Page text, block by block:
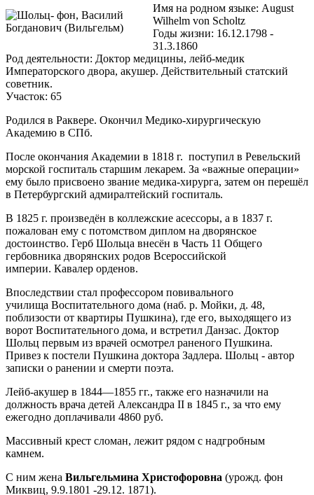
Имя на родном языке: August
Wilhelm von Scholtz
Годы жизни: 16.12.1798 -
31.3.1860
Род деятельности: Доктор медицины, лейб-медик
Императорского двора, акушер. Действительный статский
советник.
Участок: 65
Родился в Раквере. Окончил Медико-хирургическую
Академию в СПб.
После окончания Академии в 1818 г. поступил в Ревельский
морской госпиталь старшим лекарем. За «важные операции»
ему было присвоено звание медика-хирурга, затем он перешёл
в Петербургский адмиралтейский госпиталь.
В 1825 г. произведён в коллежские асессоры, а в 1837 г.
пожалован ему с потомством диплом на дворянское
достоинство. Герб Шольца внесён в Часть 11 Общего
гербовника дворянских родов Всероссийской
империи. Кавалер орденов.
Впоследствии стал профессором повивального
училища Воспитательного дома (наб. р. Мойки, д. 48,
поблизости от квартиры Пушкина), где его, выходящего из
ворот Воспитательного дома, и встретил Данзас. Доктор
Шольц первым из врачей осмотрел раненого Пушкина.
Привез к постели Пушкина доктора Задлера. Шольц - автор
записки о ранении и смерти поэта.
Лейб-акушер в 1844—1855 гг., также его назначили на
должность врача детей Александра II в 1845 г., за что ему
ежегодно доплачивали 4860 руб.
Массивный крест сломан, лежит рядом с надгробным
камнем.
С ним жена Вильгельмина Христофоровна (урожд. фон
Миквиц, 9.9.1801 -29.12. 1871).